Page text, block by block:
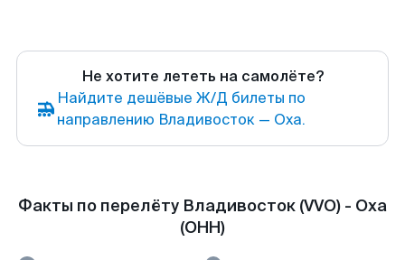
Не хотите лететь на самолёте?
Найдите дешёвые Ж/Д билеты по
направлению Владивосток — Оха.
Факты по перелёту Владивосток (VVO) - Оха
(OHH)